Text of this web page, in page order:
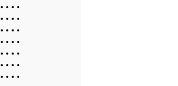
• • • •
• • • •
• • • •
• • • •
• • • •
• • • •
• • • •